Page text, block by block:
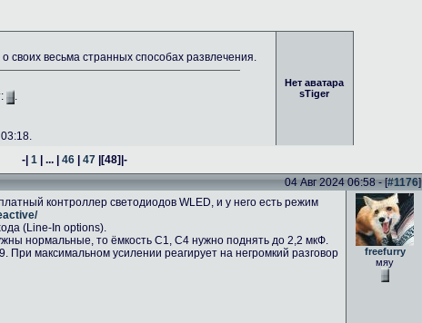
Нет аватара
sTiger
своих весьма странных способах развлечения.
.
-| 1 | ... | 46 | 47 |[48]|-
04 Авг 2024 06:58 - [#1176]
контроллер светодиодов WLED, и у него есть режим
(Line-In options).
нормальные, то ёмкость C1, C4 нужно поднять до 2,2 мкФ.
максимальном усилении реагирует на негромкий разговор
freefurry
мяу